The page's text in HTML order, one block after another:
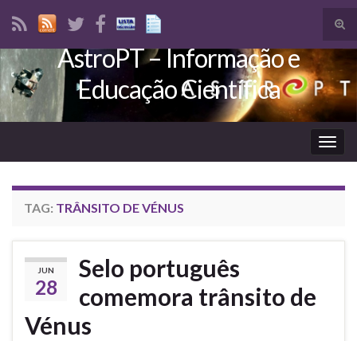
Search for:
AstroPT – Informação e
Educação Científica
TAG: TRÂNSITO DE VÉNUS
JUN
28
Selo português
comemora trânsito de
Vénus